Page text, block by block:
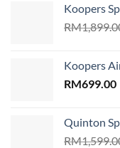
Koopers
RM
Koopers
RM699.00
Quinton
RM